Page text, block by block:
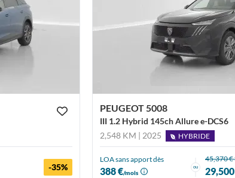
-35%
PEUGEOT 5008
III 1.2 Hybrid 145ch Allure e-DCS6
2,548 KM | 2025
HYBRIDE
LOA sans apport dès
388 €/mois
ou
45,370 €